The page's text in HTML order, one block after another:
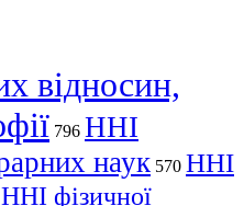
відносин,
796 ННІ
наук 570 ННІ
ННІ фізичної